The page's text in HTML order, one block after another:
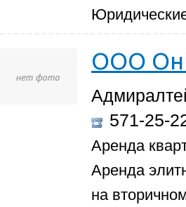
ООО
571-25-
Аренда
Аренда
на